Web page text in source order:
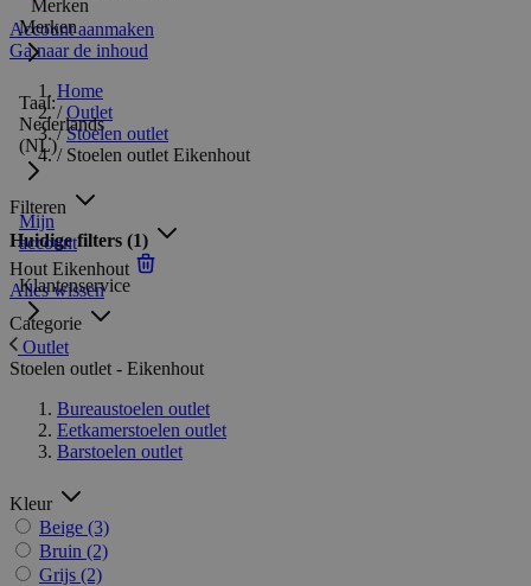
Merken
Taal:
Nederlands
(NL)
Mijn
account
Klantenservice
Account aanmaken
Ga naar de inhoud
Home
/ Outlet
/ Stoelen outlet
/ Stoelen outlet Eikenhout
Filteren
Huidige filters (1)
Hout Eikenhout
Alles wissen
Categorie
Outlet
Stoelen outlet - Eikenhout
Bureaustoelen outlet
Eetkamerstoelen outlet
Barstoelen outlet
Kleur
Beige (3)
Bruin (2)
Grijs (2)